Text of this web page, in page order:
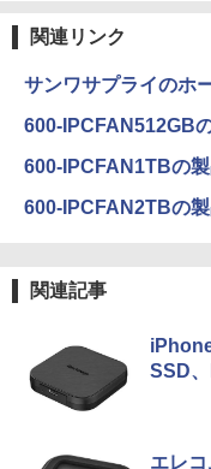
関連リンク
サンワサプライのホ
600-IPCFAN512GB
600-IPCFAN1TBの
600-IPCFAN2TBの
関連記事
SSD
エレ